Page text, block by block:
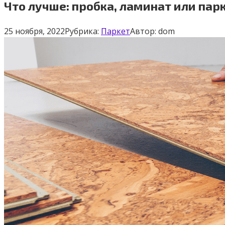
Что лучше: пробка, ламинат или
25 ноября, 2022Рубрика: ПаркетАвтор: dom